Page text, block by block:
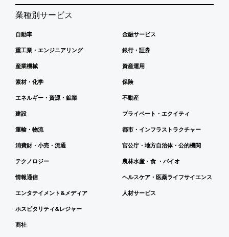
業種別サービス
自動車
重工業・エンジニアリング
産業機械
素材・化学
エネルギー・資源・鉱業
建設
運輸・物流
消費財・小売・流通
テクノロジー
情報通信
エンタテイメント&メディア
ホスピタリティ&レジャー
商社
金融サービス
銀行・証券
資産運用
保険
不動産
プライベート・エクイティ
都市・インフラストラクチャー
官公庁・地方自治体・公的機関
農林水産・食 ・バイオ
ヘルスケア・医薬ライフサイエンス
人材サービス